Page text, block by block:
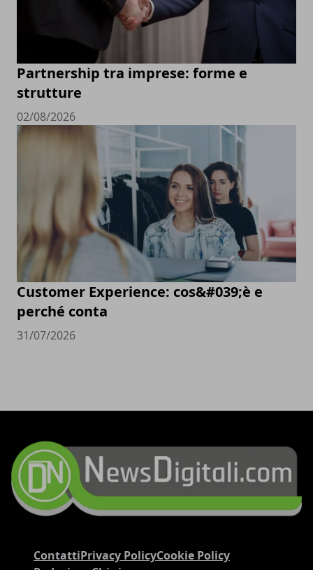
Partnership tra imprese: forme e
strutture
02/08/2026
Customer Experience: cos&#039;è e
perché conta
31/07/2026
ContattiPrivacy PolicyCookie Policy